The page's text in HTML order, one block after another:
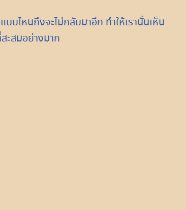
บไหนถึงจะไม่กลับมาอีก ทำให้เรานั้นเห็น
ะสมอย่างมาก